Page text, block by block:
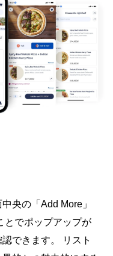
央の「Add More」
とでポップアップが
できます。 リスト